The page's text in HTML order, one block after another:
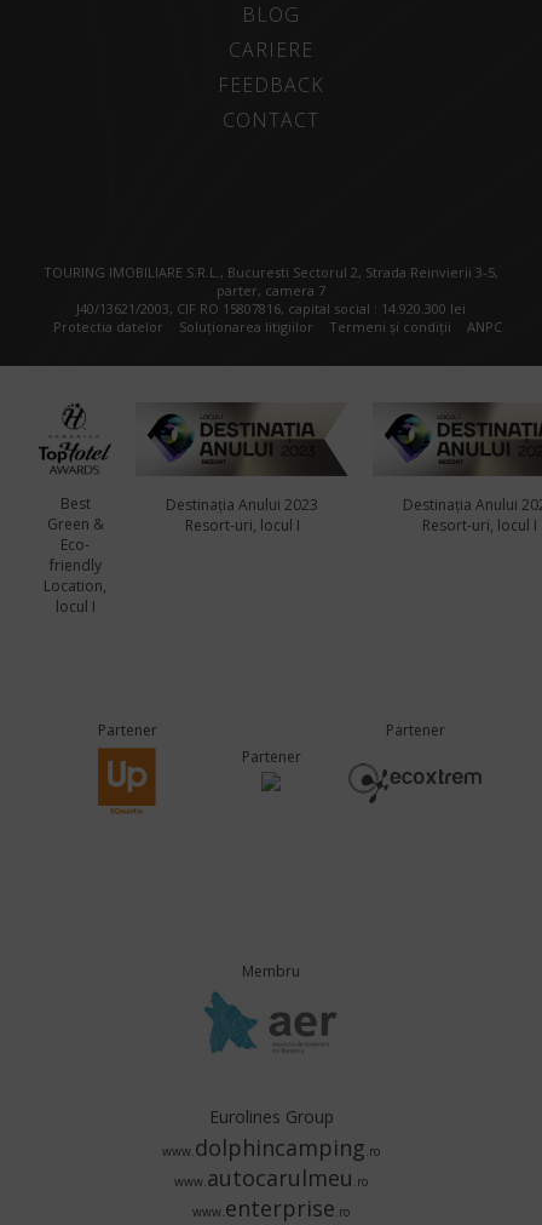
BLOG
CARIERE
FEEDBACK
CONTACT
TOURING IMOBILIARE S.R.L., Bucuresti Sectorul 2, Strada Reinvierii 3-5,
parter, camera 7
J40/13621/2003, CIF RO 15807816, capital social : 14.920.300 lei
Protectia datelor
Soluționarea litigiilor Termeni și condiții ANPC
Best
Green &
Eco-
friendly
Location,
locul I
Destinația Anului 2023
Resort-uri, locul I
Destinația Anului
Resort-uri, locul I
Partener
Partener
Partener
Membru
Eurolines Group
www.dolphincamping.ro
www.autocarulmeu .ro
www.enterprise.ro